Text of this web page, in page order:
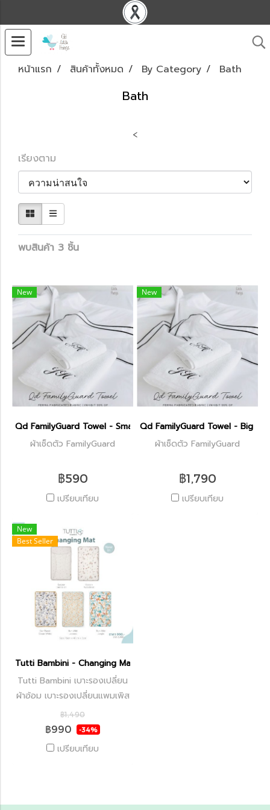
หน้าแรก สินค้าทั้งหมด By Category Bath
Bath
<
เรียงตาม
พบสินค้า 3 ชิ้น
New
Qd FamilyGuard Towel - Small Size 38x81cm
ผ้าเช็ดตัว FamilyGuard
฿590
เปรียบเทียบ
New
Qd FamilyGuard Towel - Big
ผ้าเช็ดตัว FamilyGuard
฿1,790
เปรียบเทียบ
New
Best Seller
Tutti Bambini - Changing Mat
Tutti Bambini เบาะรองเปลี่ยน
ผ้าอ้อม เบาะรองเปลี่ยนแพมเพิส
฿1,490
฿990 -34%
เปรียบเทียบ